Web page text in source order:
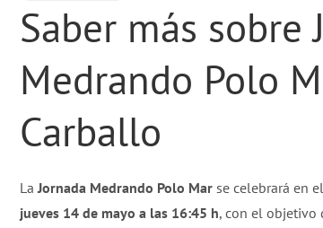
Saber más sobre
Medrando Polo
Carballo
LaJornada Medrando Polo Mar se celebrará en
jueves 14 de mayo a las 16:45 h, con el objetivo